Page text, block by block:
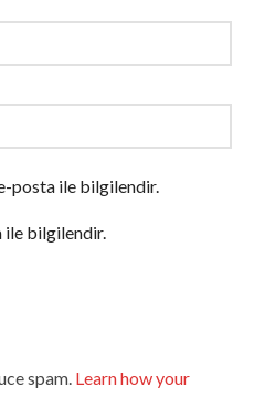
posta ile bilgilendir.
ile bilgilendir.
spam. Learn how your